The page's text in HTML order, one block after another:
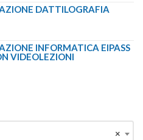
DATTILOGRAFIA
INFORMATICA EIPASS
VIDEOLEZIONI
×